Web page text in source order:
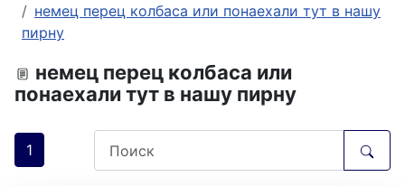
немец перец колбаса или понаехали тут в нашу
пирну
немец перец колбаса или
понаехали тут в нашу пирну
1